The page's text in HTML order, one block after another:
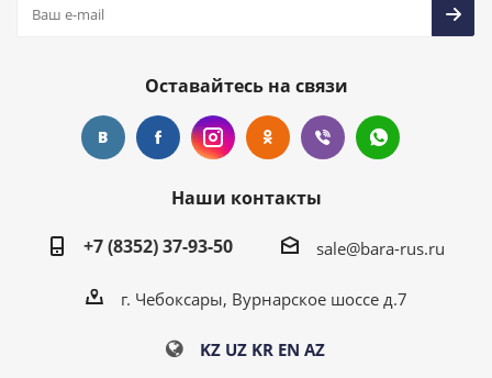
Оставайтесь на связи
Наши контакты
+7 (8352) 37-93-50
sale@bara-rus.ru
г. Чебоксары, Вурнарское шоссе д.7
KZ UZ KR EN AZ